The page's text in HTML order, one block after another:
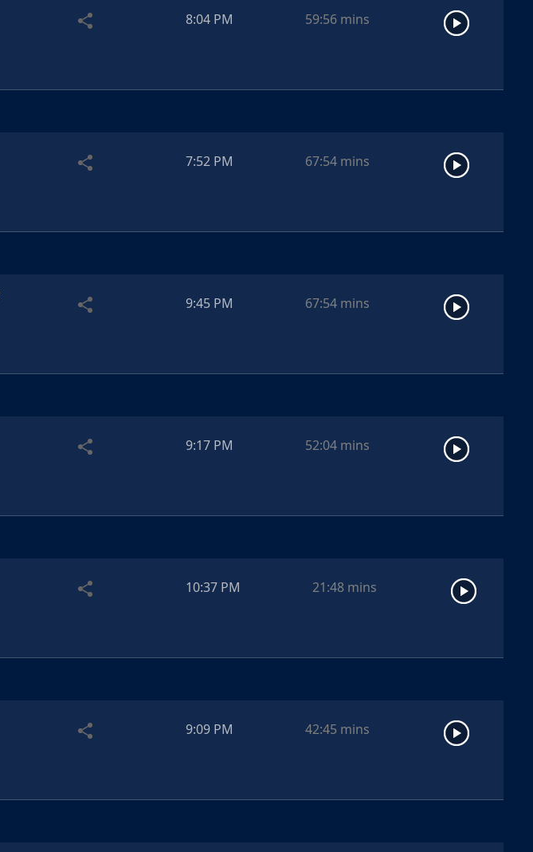
8:04 PM 59:56mins
7:52 PM 67:54mins
9:45 PM 67:54mins
9:17 PM 52:04mins
10:37 PM 21:48mins
9:09 PM 42:45 mins